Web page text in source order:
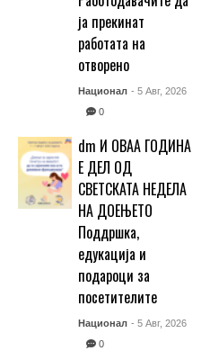
ја прекинат
работата на
отворено
Национал - 5 Авг, 2026
0
dm И ОВАА ГОДИНА
Е ДЕЛ ОД
СВЕТСКАТА НЕДЕЛА
НА ДОЕЊЕТО
Поддршка,
едукација и
подароци за
посетителите
Национал - 5 Авг, 2026
0